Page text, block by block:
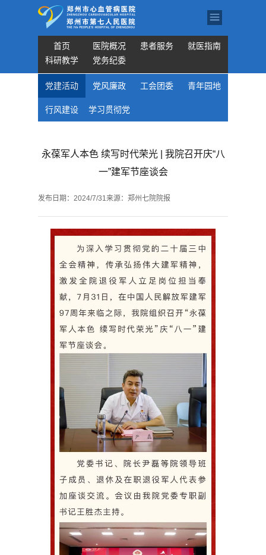
首页 医院概况 患者服务
就医指南
科研教学
党务纪委
党建活动 党风廉政 工会团委 青年园地
行风建设 学习贯彻党
中全会精神
永葆军人本色 续写时代荣光 | 我院召开庆“八
一”建军节座谈会
发布日期： 2024/7/31来源： 郑州七院院报